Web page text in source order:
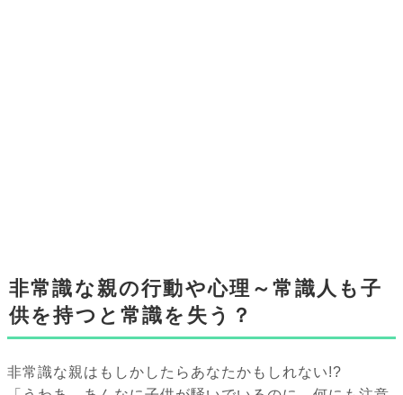
非常識な親の行動や心理～常識人も子
供を持つと常識を失う？
非常識な親はもしかしたらあなたかもしれない!?